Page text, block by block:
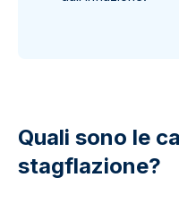
Quali sono le
stagflazione?